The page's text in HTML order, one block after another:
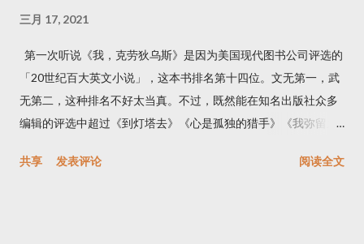
三月 17, 2021
第一次听说《我，克劳狄乌斯》是因为美国现代图书公司评选的
「20世纪百大英文小说」，这本书排名第十四位。文无第一，武
无第二，这种排名不好太当真。不过，既然能在知名出版社众多
编辑的评选中超过《到灯塔去》《心是孤独的猎手》《我弥留之
有其独到之处。后来我又看到乔治·R·R·马丁的推荐，他盛赞这本
共享 发表评论 阅读全文